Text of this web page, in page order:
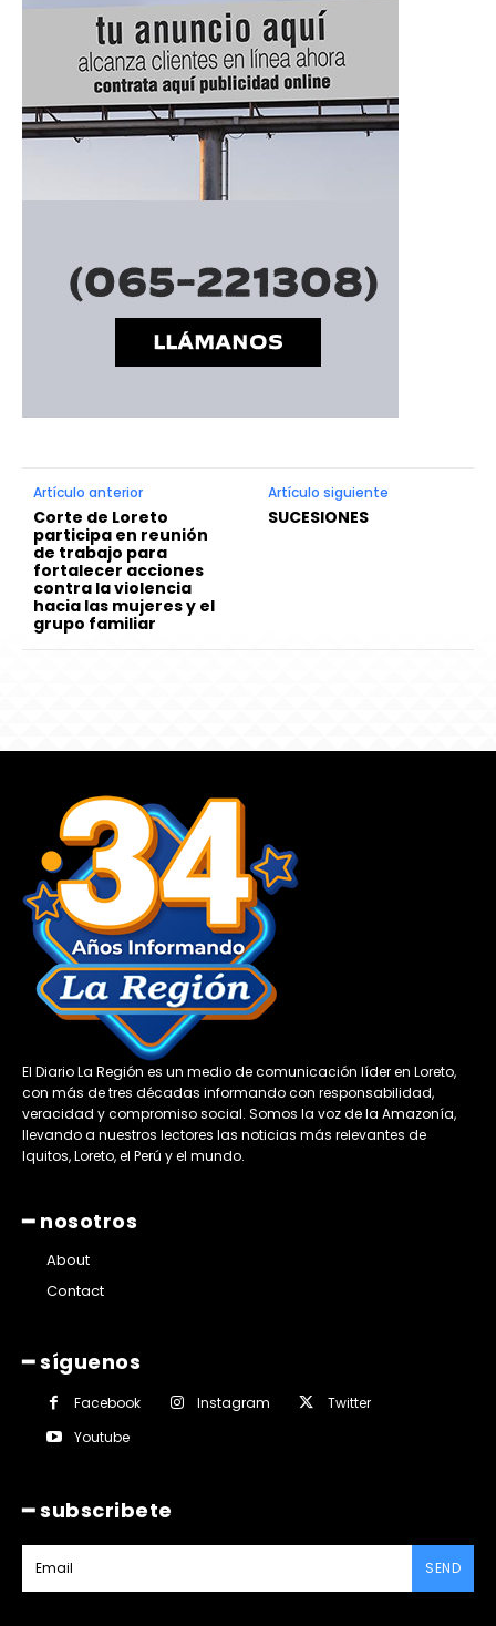
Artículo anterior
Corte de Loreto
participa en reunión
de trabajo para
fortalecer acciones
contra la violencia
hacia las mujeres y el
grupo familiar
Artículo siguiente
SUCESIONES
El Diario La Región es un medio de comunicación líder en Loreto,
con más de tres décadas informando con responsabilidad,
veracidad y compromiso social. Somos la voz de la Amazonía,
llevando a nuestros lectores las noticias más relevantes de
Iquitos, Loreto, el Perú y el mundo.
━ nosotros
About
Contact
━ síguenos
Facebook Instagram
Twitter
Youtube
━ subscribete
SEND